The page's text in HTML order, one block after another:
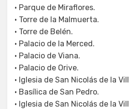
• Parque de Miraflores.
• Torre de la Malmuerta.
• Torre de Belén.
• Palacio de la Merced.
• Palacio de Viana.
• Palacio de Orive.
• Iglesia de San Nicolás de la
• Basílica de San Pedro.
• Iglesia de San Nicolás de la